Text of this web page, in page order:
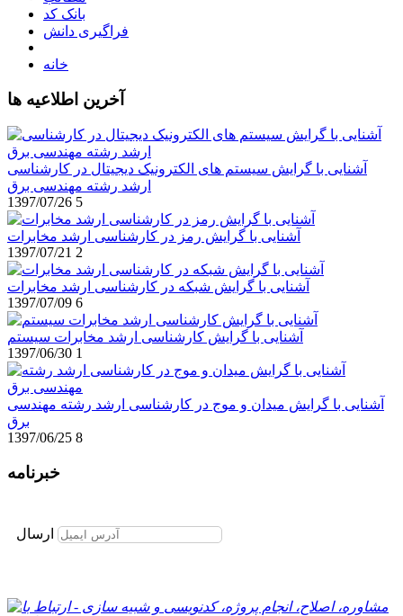
بانک کد
فراگیری دانش
خانه
آخرین اطلاعیه ها
آشنایی با گرایش سیستم های الکترونیک دیجیتال در کارشناسی
ارشد رشته مهندسی برق
1397/07/26 5
آشنایی با گرایش رمز در کارشناسی ارشد مخابرات
1397/07/21 2
آشنایی با گرایش شبکه در کارشناسی ارشد مخابرات
1397/07/09 6
آشنایی با گرایش کارشناسی ارشد مخابرات سیستم
1397/06/30 1
آشنایی با گرایش میدان و موج در کارشناسی ارشد رشته مهندسی
برق
1397/06/25 8
خبرنامه
ارسال